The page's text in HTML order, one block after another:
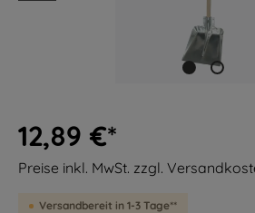
12,89 €*
Preise inkl. MwSt. zzgl.
Versandbereit in 1-3 Tage**